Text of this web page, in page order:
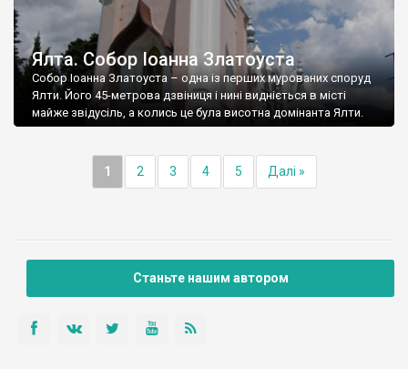
Ялта. Собор Іоанна Златоуста
Собор Іоанна Златоуста – одна із перших мурованих споруд
Ялти. Його 45-метрова дзвіниця і нині видніється в місті
майже звідусіль, а колись це була висотна домінанта Ялти.
1 2 3 4 5 Далі »
Станьте нашим автором